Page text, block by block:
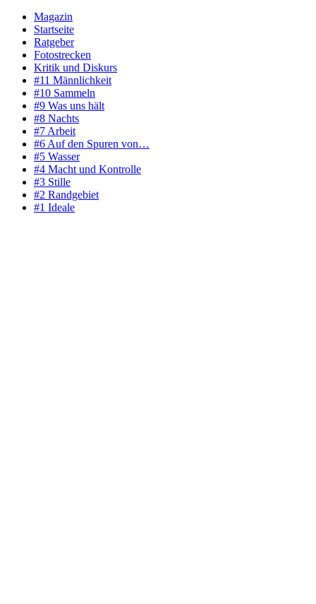
Magazin
Startseite
Ratgeber
Fotostrecken
Kritik und Diskurs
#11 Männlichkeit
#10 Sammeln
#9 Was uns hält
#8 Nachts
#7 Arbeit
#6 Auf den Spuren von…
#5 Wasser
#4 Macht und Kontrolle
#3 Stille
#2 Randgebiet
#1 Ideale